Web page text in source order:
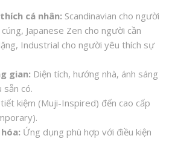
cá nhân: Scandinavian cho người
Japanese Zen cho người cần
Industrial cho người yêu thích sự
gian: Diện tích, hướng nhà, ánh sáng
sẵn có.
kiệm (Muji-Inspired) đến cao cấp
Ứng dụng phù hợp với điều kiện